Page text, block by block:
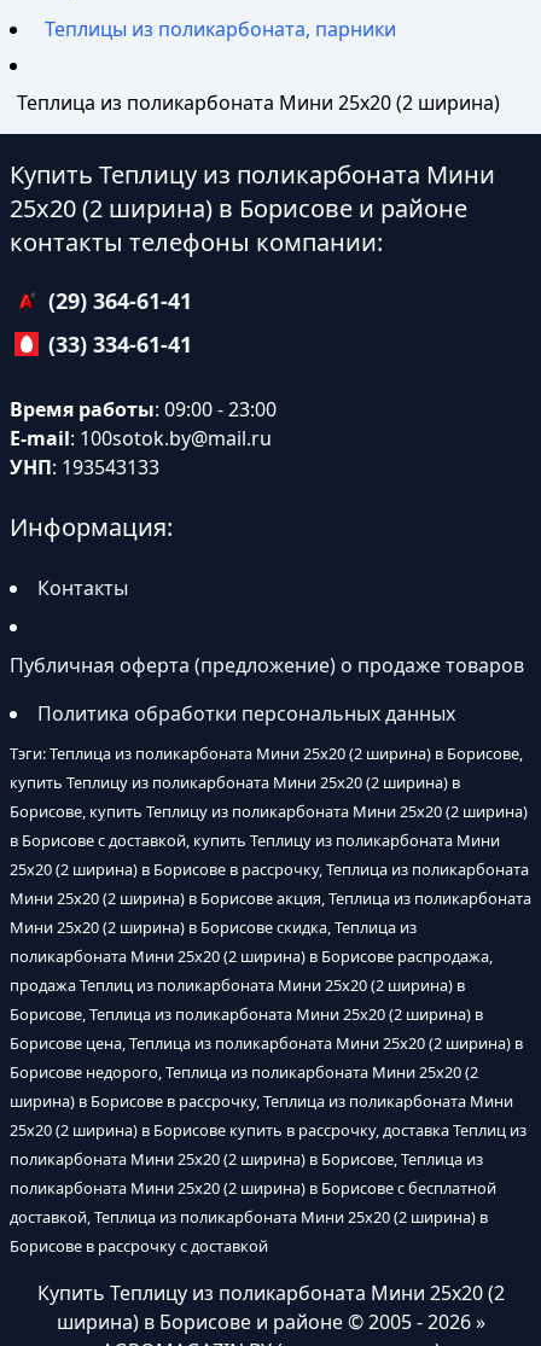
Теплицы из поликарбоната, парники
Теплица из поликарбоната Мини 25х20 (2 ширина)
Купить Теплицу из поликарбоната Мини
25х20 (2 ширина) в Борисове и районе
контакты телефоны компании:
(29) 364-61-41
(33) 334-61-41
Время работы: 09:00 - 23:00
E-mail: 100sotok.by@mail.ru
УНП: 193543133
Информация:
Контакты
Публичная оферта (предложение) о продаже товаров
Политика обработки персональных данных
Тэги: Теплица из поликарбоната Мини 25х20 (2 ширина) в Борисове,
купить Теплицу из поликарбоната Мини 25х20 (2 ширина) в
Борисове, купить Теплицу из поликарбоната Мини 25х20 (2 ширина)
в Борисове с доставкой, купить Теплицу из поликарбоната Мини
25х20 (2 ширина) в Борисове в рассрочку, Теплица из поликарбоната
Мини 25х20 (2 ширина) в Борисове акция, Теплица из поликарбоната
Мини 25х20 (2 ширина) в Борисове скидка, Теплица из
поликарбоната Мини 25х20 (2 ширина) в Борисове распродажа,
продажа Теплиц из поликарбоната Мини 25х20 (2 ширина) в
Борисове, Теплица из поликарбоната Мини 25х20 (2 ширина) в
Борисове цена, Теплица из поликарбоната Мини 25х20 (2 ширина) в
Борисове недорого, Теплица из поликарбоната Мини 25х20 (2
ширина) в Борисове в рассрочку, Теплица из поликарбоната Мини
25х20 (2 ширина) в Борисове купить в рассрочку, доставка Теплиц из
поликарбоната Мини 25х20 (2 ширина) в Борисове, Теплица из
поликарбоната Мини 25х20 (2 ширина) в Борисове с бесплатной
доставкой, Теплица из поликарбоната Мини 25х20 (2 ширина) в
Борисове в рассрочку с доставкой
Купить Теплицу из поликарбоната Мини 25х20 (2
ширина) в Борисове и районе© 2005 - 2026 »